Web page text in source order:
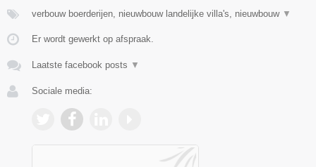
verbouw boerderijen, nieuwbouw landelijke villa's, nieuwbouw ▼
Er wordt gewerkt op afspraak.
Laatste facebook posts ▼
Sociale media: